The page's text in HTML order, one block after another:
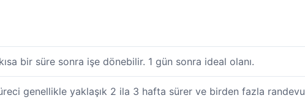
bir süre sonra işe dönebilir. 1 gün sonra ideal olanı.
genellikle yaklaşık 2 ila 3 hafta sürer ve birden fazla randevu